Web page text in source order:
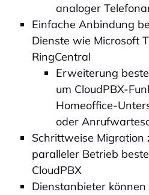
analoger
Einfache Anbindung
Dienste wie Microsoft
RingCentral
Erweiterung
um CloudPBX-
Homeoffice-
oder
Schrittweise Migration
paralleler Betrieb
CloudPBX
Dienstanbieter können